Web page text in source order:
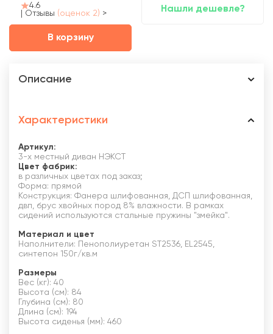
4.6
Отзывы (оценок 2) > Нашли дешевле?
В корзину
Описание
Характеристики
Артикул:
3-х местный диван НЭКСТ
Цвет фабрик:
в различных цветах под заказ;
Форма: прямой
Конструкция: Фанера шлифованная, ДСП шлифованная,
двп, брус хвойных пород 8% влажности. В рамках
сидений используются стальные пружины "змейка".
Материал и цвет
Наполнители: Пенополиуретан ST2536, EL2545,
синтепон 150г/кв.м
Размеры
Вес (кг): 40
Высота (см): 84
Глубина (см): 80
Длина (см): 194
Высота сиденья (мм): 460